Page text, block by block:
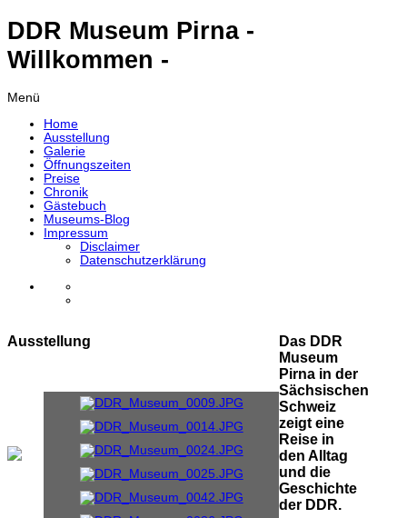
DDR Museum Pirna -
Willkommen -
Menü
Home
Ausstellung
Galerie
Öffnungszeiten
Preise
Chronik
Gästebuch
Museums-Blog
Impressum
Disclaimer
Datenschutzerklärung
Ausstellung
Das DDR
Museum
Pirna in der
Sächsischen
Schweiz
zeigt eine
Reise in
den Alltag
und die
Geschichte
der DDR.